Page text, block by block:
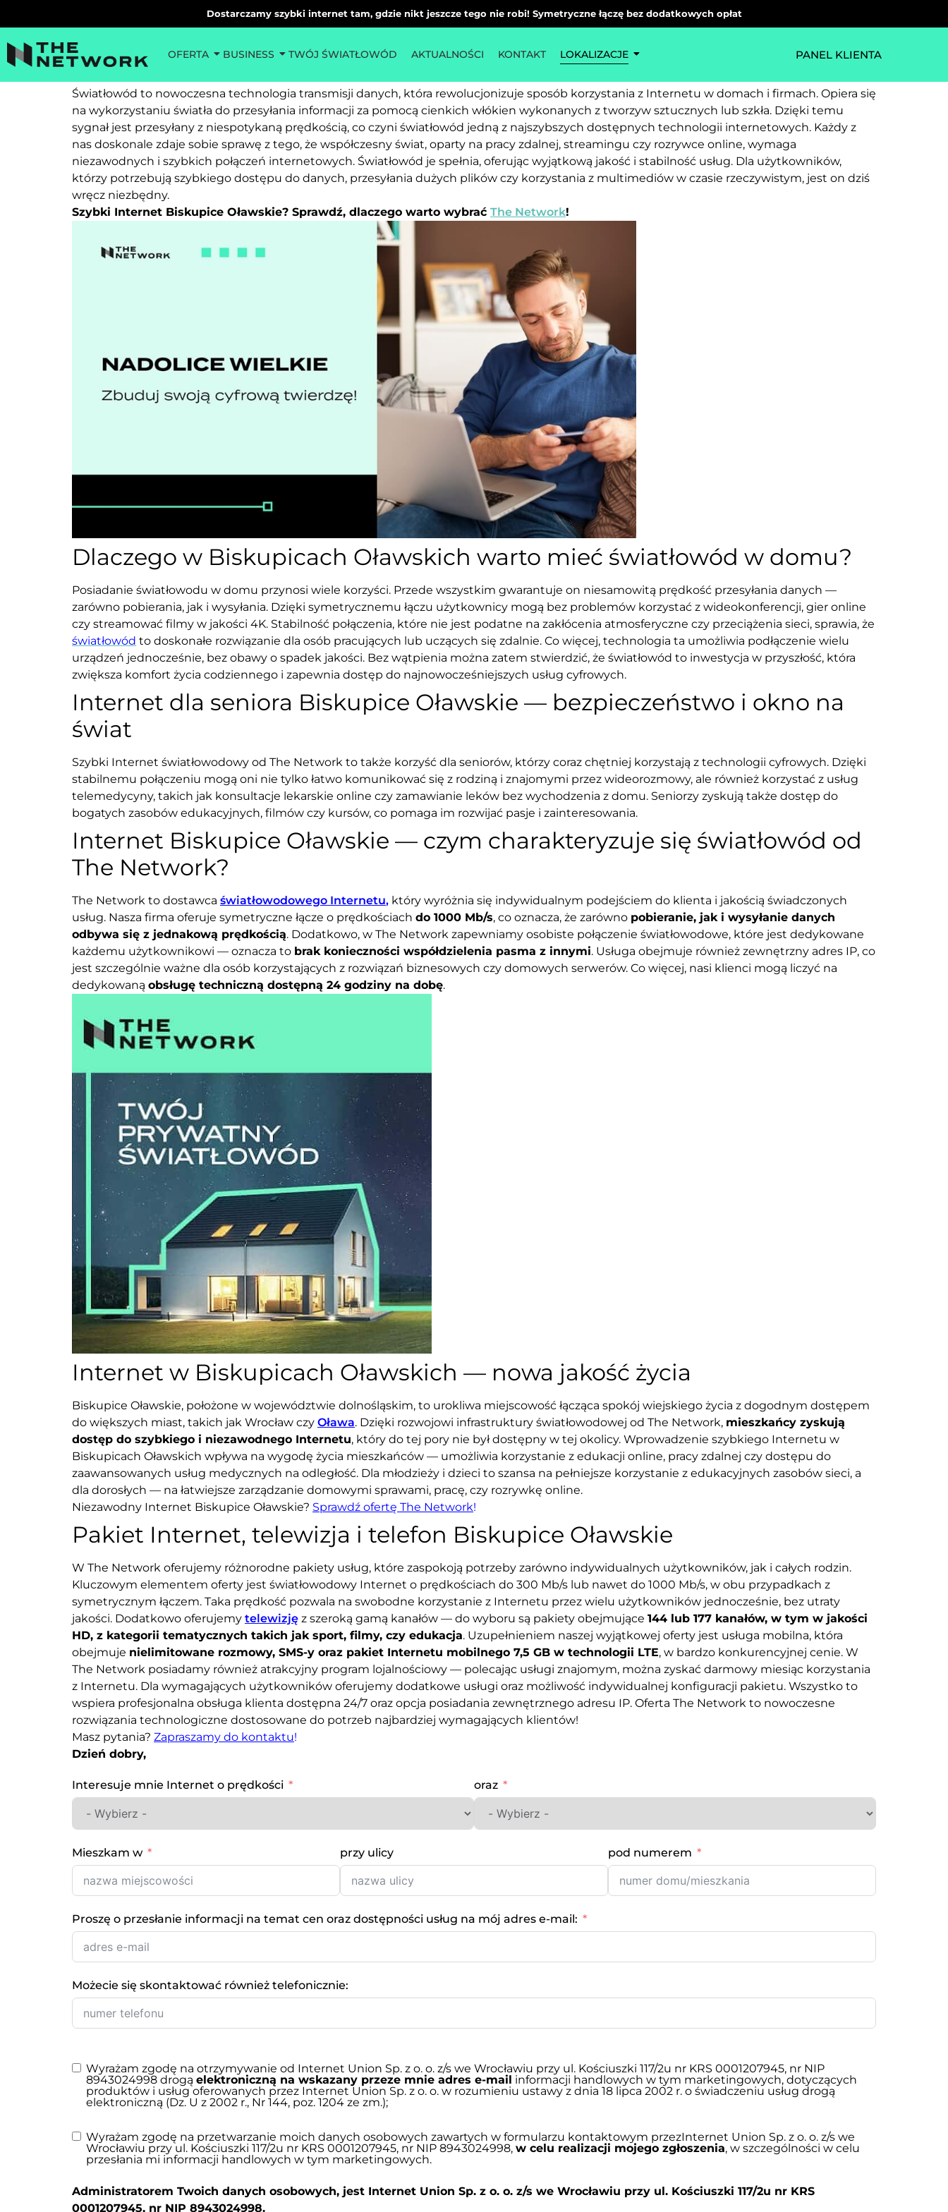
Dostarczamy szybki internet tam, gdzie nikt jeszcze tego nie robi! Symetryczne łączę bez dodatkowych opłat
OFERTA BUSINESS TWÓJ ŚWIATŁOWÓD AKTUALNOŚCI KONTAKT LOKALIZACJE PANEL KLIENTA
Internet Nadolice Wielkie
Światłowód to nowoczesna technologia transmisji danych, która rewolucjonizuje sposób korzystania z Internetu w domach i firmach. Opiera się
na wykorzystaniu światła do przesyłania informacji za pomocą cienkich włókien wykonanych z tworzyw sztucznych lub szkła. Dzięki temu
sygnał jest przesyłany z niespotykaną prędkością, co czyni światłowód jedną z najszybszych dostępnych technologii internetowych. Każdy z
nas doskonale zdaje sobie sprawę z tego, że współczesny świat, oparty na pracy zdalnej, streamingu czy rozrywce online, wymaga
niezawodnych i szybkich połączeń internetowych. Światłowód je spełnia, oferując wyjątkową jakość i stabilność usług. Dla użytkowników,
którzy potrzebują szybkiego dostępu do danych, przesyłania dużych plików czy korzystania z multimediów w czasie rzeczywistym, jest on dziś
wręcz niezbędny.
Szybki Internet Biskupice Oławskie? Sprawdź, dlaczego warto wybrać The Network!
Dlaczego w Biskupicach Oławskich warto mieć światłowód w domu?
Posiadanie światłowodu w domu przynosi wiele korzyści. Przede wszystkim gwarantuje on niesamowitą prędkość przesyłania danych —
zarówno pobierania, jak i wysyłania. Dzięki symetrycznemu łączu użytkownicy mogą bez problemów korzystać z wideokonferencji, gier online
czy streamować filmy w jakości 4K. Stabilność połączenia, które nie jest podatne na zakłócenia atmosferyczne czy przeciążenia sieci, sprawia, że
światłowód to doskonałe rozwiązanie dla osób pracujących lub uczących się zdalnie. Co więcej, technologia ta umożliwia podłączenie wielu
urządzeń jednocześnie, bez obawy o spadek jakości. Bez wątpienia można zatem stwierdzić, że światłowód to inwestycja w przyszłość, która
zwiększa komfort życia codziennego i zapewnia dostęp do najnowocześniejszych usług cyfrowych.
Internet dla seniora Biskupice Oławskie — bezpieczeństwo i okno na
świat
Szybki Internet światłowodowy od The Network to także korzyść dla seniorów, którzy coraz chętniej korzystają z technologii cyfrowych. Dzięki
stabilnemu połączeniu mogą oni nie tylko łatwo komunikować się z rodziną i znajomymi przez wideorozmowy, ale również korzystać z usług
telemedycyny, takich jak konsultacje lekarskie online czy zamawianie leków bez wychodzenia z domu. Seniorzy zyskują także dostęp do
bogatych zasobów edukacyjnych, filmów czy kursów, co pomaga im rozwijać pasje i zainteresowania.
Internet Biskupice Oławskie — czym charakteryzuje się światłowód od
The Network?
The Network to dostawca światłowodowego Internetu, który wyróżnia się indywidualnym podejściem do klienta i jakością świadczonych
usług. Nasza firma oferuje symetryczne łącze o prędkościach do 1000 Mb/s, co oznacza, że zarówno pobieranie, jak i wysyłanie danych
odbywa się z jednakową prędkością. Dodatkowo, w The Network zapewniamy osobiste połączenie światłowodowe, które jest dedykowane
każdemu użytkownikowi — oznacza to brak konieczności współdzielenia pasma z innymi. Usługa obejmuje również zewnętrzny adres IP, co
jest szczególnie ważne dla osób korzystających z rozwiązań biznesowych czy domowych serwerów. Co więcej, nasi klienci mogą liczyć na
dedykowaną obsługę techniczną dostępną 24 godziny na dobę.
Internet w Biskupicach Oławskich — nowa jakość życia
Biskupice Oławskie, położone w województwie dolnośląskim, to urokliwa miejscowość łącząca spokój wiejskiego życia z dogodnym dostępem
do większych miast, takich jak Wrocław czy Oława. Dzięki rozwojowi infrastruktury światłowodowej od The Network, mieszkańcy zyskują
dostęp do szybkiego i niezawodnego Internetu, który do tej pory nie był dostępny w tej okolicy. Wprowadzenie szybkiego Internetu w
Biskupicach Oławskich wpływa na wygodę życia mieszkańców — umożliwia korzystanie z edukacji online, pracy zdalnej czy dostępu do
zaawansowanych usług medycznych na odległość. Dla młodzieży i dzieci to szansa na pełniejsze korzystanie z edukacyjnych zasobów sieci, a
dla dorosłych — na łatwiejsze zarządzanie domowymi sprawami, pracę, czy rozrywkę online.
Niezawodny Internet Biskupice Oławskie? Sprawdź ofertę The Network!
Pakiet Internet, telewizja i telefon Biskupice Oławskie
W The Network oferujemy różnorodne pakiety usług, które zaspokoją potrzeby zarówno indywidualnych użytkowników, jak i całych rodzin.
Kluczowym elementem oferty jest światłowodowy Internet o prędkościach do 300 Mb/s lub nawet do 1000 Mb/s, w obu przypadkach z
symetrycznym łączem. Taka prędkość pozwala na swobodne korzystanie z Internetu przez wielu użytkowników jednocześnie, bez utraty
jakości. Dodatkowo oferujemy telewizję z szeroką gamą kanałów — do wyboru są pakiety obejmujące 144 lub 177 kanałów, w tym w jakości
HD, z kategorii tematycznych takich jak sport, filmy, czy edukacja. Uzupełnieniem naszej wyjątkowej oferty jest usługa mobilna, która
obejmuje nielimitowane rozmowy, SMS-y oraz pakiet Internetu mobilnego 7,5 GB w technologii LTE, w bardzo konkurencyjnej cenie. W
The Network posiadamy również atrakcyjny program lojalnościowy — polecając usługi znajomym, można zyskać darmowy miesiąc korzystania
z Internetu. Dla wymagających użytkowników oferujemy dodatkowe usługi oraz możliwość indywidualnej konfiguracji pakietu. Wszystko to
wspiera profesjonalna obsługa klienta dostępna 24/7 oraz opcja posiadania zewnętrznego adresu IP. Oferta The Network to nowoczesne
rozwiązania technologiczne dostosowane do potrzeb najbardziej wymagających klientów!
Masz pytania? Zapraszamy do kontaktu!
Dzień dobry,
Interesuje mnie Internet o prędkości oraz
Mieszkam w przy ulicy pod numerem
Proszę o przesłanie informacji na temat cen oraz dostępności usług na mój adres e-mail:
Możecie się skontaktować również telefonicznie:
Wyrażam zgodę na otrzymywanie od Internet Union Sp. z o. o. z/s we Wrocławiu przy ul. Kościuszki 117/2u nr KRS 0001207945, nr NIP
8943024998 drogą elektroniczną na wskazany przeze mnie adres e-mail informacji handlowych w tym marketingowych, dotyczących
produktów i usług oferowanych przez Internet Union Sp. z o. o. w rozumieniu ustawy z dnia 18 lipca 2002 r. o świadczeniu usług drogą
elektroniczną (Dz. U z 2002 r., Nr 144, poz. 1204 ze zm.);
Wyrażam zgodę na przetwarzanie moich danych osobowych zawartych w formularzu kontaktowym przezInternet Union Sp. z o. o. z/s we
Wrocławiu przy ul. Kościuszki 117/2u nr KRS 0001207945, nr NIP 8943024998, w celu realizacji mojego zgłoszenia, w szczególności w celu
przesłania mi informacji handlowych w tym marketingowych.
Administratorem Twoich danych osobowych, jest Internet Union Sp. z o. o. z/s we Wrocławiu przy ul. Kościuszki 117/2u nr KRS
0001207945, nr NIP 8943024998.